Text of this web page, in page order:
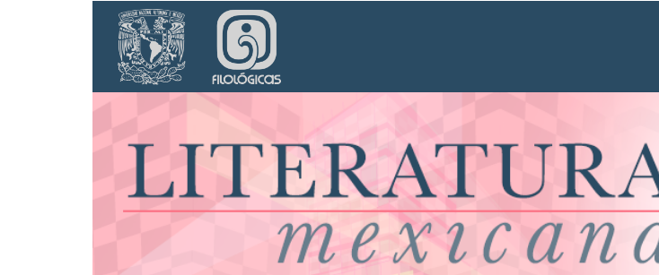
Navegación
principal
Contenido
principal
Barra